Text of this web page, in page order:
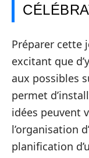
Préparer cette
excitant que
aux possibles
permet
idées peuvent
l’organisation
planification